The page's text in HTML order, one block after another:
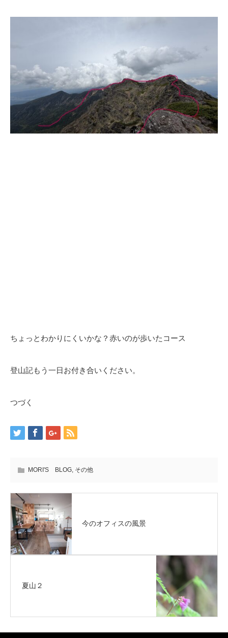
ちょっとわかりにくいかな？赤いのが歩いたコース
登山記もう一日お付き合いください。
つづく
MORI'S BLOG, その他
今のオフィスの風景
夏山２